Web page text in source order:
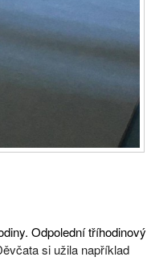
Odpolední tříhodinový
si užila například